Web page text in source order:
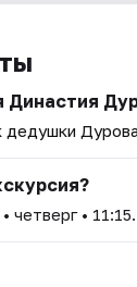
Династия
дедушки
• четверг • 11:15.